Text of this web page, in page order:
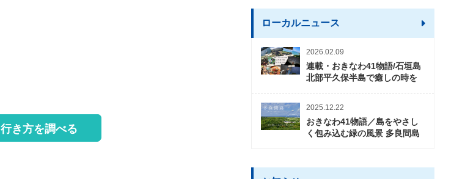
行き方を調べる
ローカルニュース
2026.02.09
連載・おきなわ41物語/石垣島
北部平久保半島で癒しの時を
2025.12.22
おきなわ41物語／島をやさし
く包み込む緑の風景 多良間島